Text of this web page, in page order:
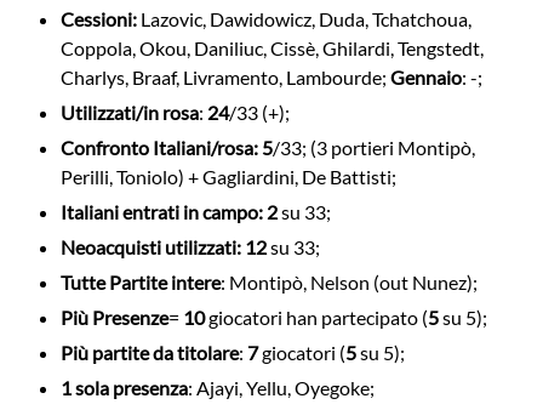
Cessioni: Lazovic, Dawidowicz, Duda, Tchatchoua,
Coppola, Okou, Daniliuc, Cissè, Ghilardi, Tengstedt,
Charlys, Braaf, Livramento, Lambourde; Gennaio: -;
Utilizzati/in rosa: 24/33 (+);
Confronto Italiani/rosa: 5/33; (3 portieri Montipò,
Perilli, Toniolo) + Gagliardini, De Battisti;
Italiani entrati in campo: 2su 33;
Neoacquisti utilizzati: 12su 33;
Tutte Partite intere: Montipò, Nelson (out Nunez);
Più Presenze= 10giocatori han partecipato (5su 5);
Più partite da titolare: 7giocatori (5su 5);
1 sola presenza: Ajayi, Yellu, Oyegoke;